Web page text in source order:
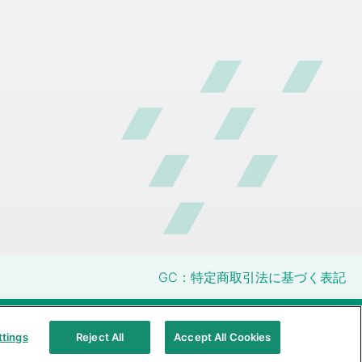
GC：特定商取引法に基づく表記
性に関する指針 クアラルンプール原則対応方針
Reject All Accept All Cookies